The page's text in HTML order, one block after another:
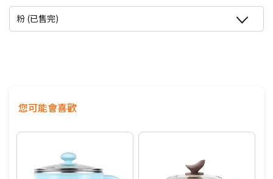
粉 (已售完)
您可能會喜歡